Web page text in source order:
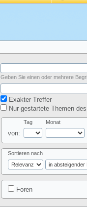
Geben Sie einen oder mehrere
Exakter Treffer
Nur gestartete Themen
von:
Tag Monat
Sortieren nach
Foren